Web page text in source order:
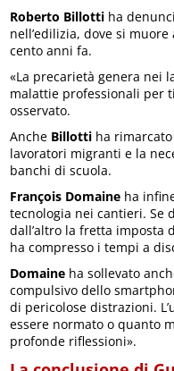
Roberto Billotti ha
nell’edilizia, dove si
cento anni fa.
«La precarietà genera nei
malattie professionali per
osservato.
Anche Billotti ha
lavoratori migranti e la
banchi di scuola.
François Domaine ha
tecnologia nei cantieri. Se
dall’altro la fretta imposta
ha compresso i tempi a
Domaine ha sollevato
compulsivo dello
di pericolose distrazioni.
essere normato o quanto
profonde riflessioni».